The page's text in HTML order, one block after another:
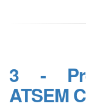
3 -
ATSEM